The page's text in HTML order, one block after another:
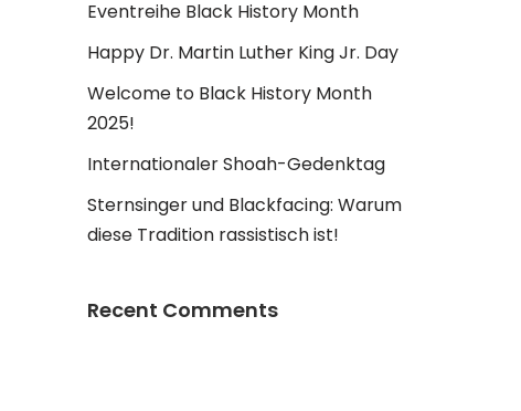
Eventreihe Black History Month
Happy Dr. Martin Luther King Jr. Day
Welcome to Black History Month
2025!
Internationaler Shoah-Gedenktag
Sternsinger und Blackfacing: Warum
diese Tradition rassistisch ist!
Recent Comments